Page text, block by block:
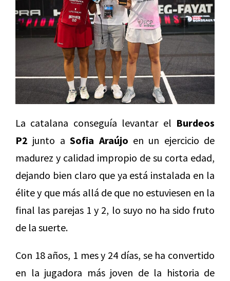
La catalana conseguía levantar el Burdeos
P2 junto aSofia Araújo en un ejercicio de
madurez y calidad impropio de su corta edad,
dejando bien claro que ya está instalada en la
élite y que más allá de que no estuviesen en la
final las parejas 1 y 2, lo suyo no ha sido fruto
de la suerte.
Con 18 años, 1 mes y 24 días, se ha convertido
en la jugadora más joven de la historia de